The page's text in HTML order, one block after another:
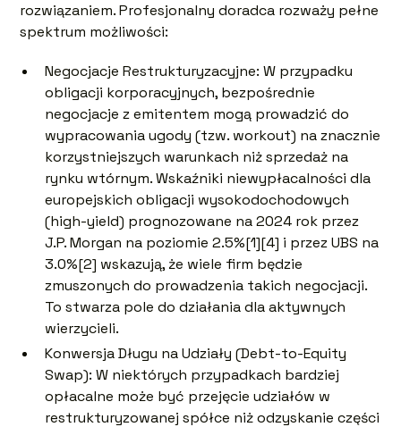
rozwiązaniem. Profesjonalny doradca rozważy pełne
spektrum możliwości:
Negocjacje Restrukturyzacyjne: W przypadku
obligacji korporacyjnych, bezpośrednie
negocjacje z emitentem mogą prowadzić do
wypracowania ugody (tzw. workout) na znacznie
korzystniejszych warunkach niż sprzedaż na
rynku wtórnym. Wskaźniki niewypłacalności dla
europejskich obligacji wysokodochodowych
(high-yield) prognozowane na 2024 rok przez
J.P. Morgan na poziomie 2.5%[1][4] i przez UBS na
3.0%[2] wskazują, że wiele firm będzie
zmuszonych do prowadzenia takich negocjacji.
To stwarza pole do działania dla aktywnych
wierzycieli.
Konwersja Długu na Udziały (Debt-to-Equity
Swap): W niektórych przypadkach bardziej
opłacalne może być przejęcie udziałów w
restrukturyzowanej spółce niż odzyskanie części